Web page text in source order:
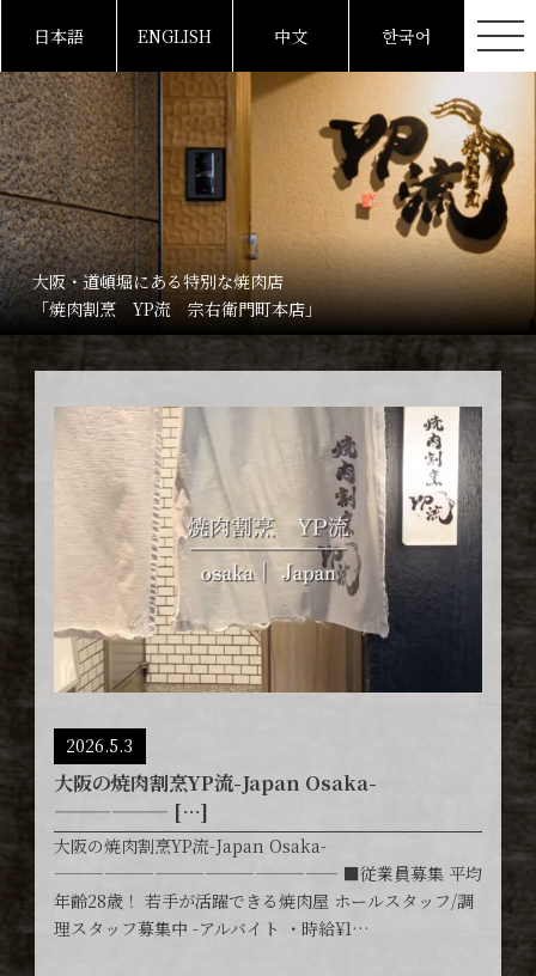
日本語 ENGLISH 中文 한국어
大阪・道頓堀にある特別な焼肉店
「焼肉割烹 YP流 宗右衛門町本店」
2026.5.3
大阪の焼肉割烹YP流-Japan Osaka-
—————— […]
大阪の焼肉割烹YP流-Japan Osaka-
————————————————— ■従業員募集 平均
年齢28歳！ 若手が活躍できる焼肉屋 ホールスタッフ/調
理スタッフ募集中 -アルバイト ・時給¥1…